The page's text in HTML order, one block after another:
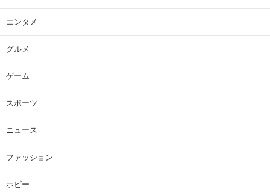
エンタメ
グルメ
ゲーム
スポーツ
ニュース
ファッション
ホビー